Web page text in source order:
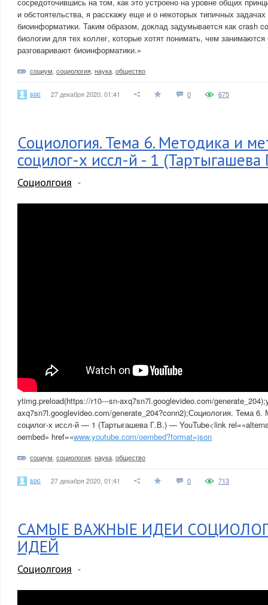
и обстоятельства, я расскажу еще и о некоторых типичных
биоинформатики. Таким образом, доклад задумывается как crash
биологии для тех коллег, которые хотят понимать, чем занимаются
разговаривают биоинформатики.»
социум социология наука общество
soc 27 декабря 2020, 01:41 0 675
Социология. Тема 6. Методика и
социлог-х иссл-й - 1 (Тартыгашева
Социолгоия
ytimg.preload(https://r10---sn-axq7sn7l.googlevideo.com/
axq7sn7l.googlevideo.com/generate_204?conn2);Социология. Тема 6.
социлог-х иссл-й — 1 (Тартыгашева Г.В.) — YouTube<link
oembed» href=«www.youtube.com/oembed?format=json
социум социология наука общество
soc 27 декабря 2020, 01:41 0 713
САМЫЕ ВАЖНЫЕ ИДЕИ
ИДЕЙ
Социолгоия